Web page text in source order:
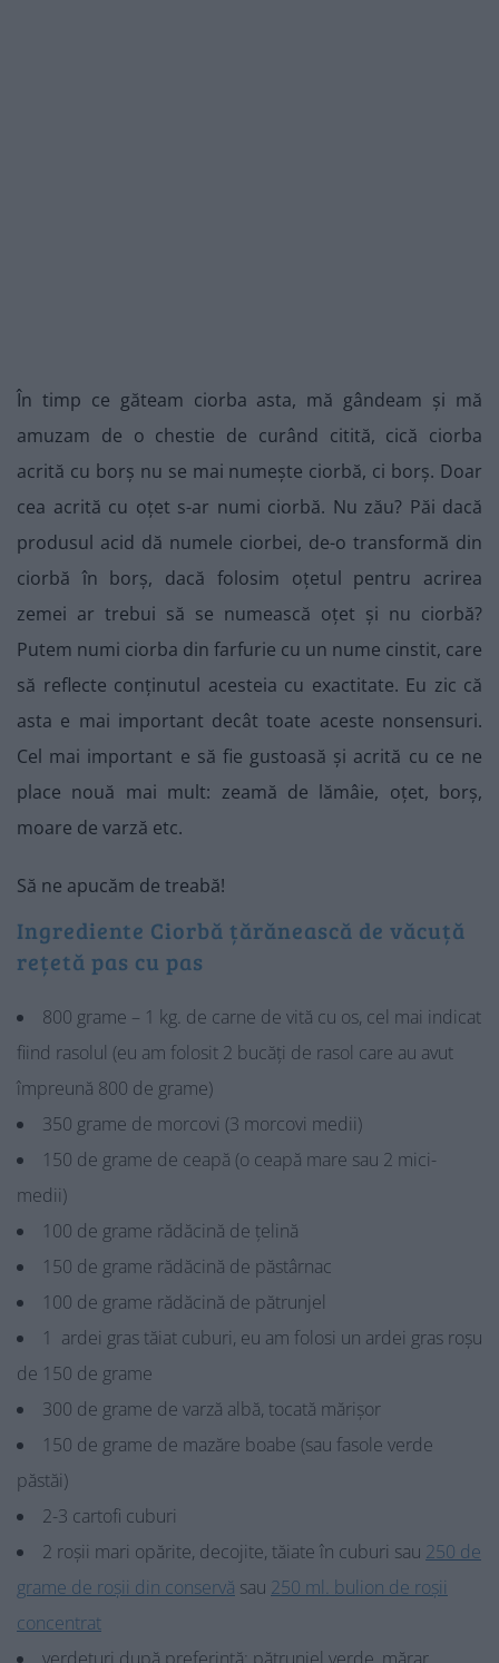
În timp ce găteam ciorba asta, mă gândeam și mă
amuzam de o chestie de curând citită, cică ciorba
acrită cu borș nu se mai numește ciorbă, ci borș. Doar
cea acrită cu oțet s-ar numi ciorbă. Nu zău? Păi dacă
produsul acid dă numele ciorbei, de-o transformă din
ciorbă în borș, dacă folosim oțetul pentru acrirea
zemei ar trebui să se numească oțet și nu ciorbă?
Putem numi ciorba din farfurie cu un nume cinstit, care
să reflecte conținutul acesteia cu exactitate. Eu zic că
asta e mai important decât toate aceste nonsensuri.
Cel mai important e să fie gustoasă și acrită cu ce ne
place nouă mai mult: zeamă de lămâie, oțet, borș,
moare de varză etc.
Să ne apucăm de treabă!
Ingrediente Ciorbă țărănească de văcuță
rețetă pas cu pas
800 grame – 1 kg. de carne de vită cu os, cel mai indicat
fiind rasolul (eu am folosit 2 bucăți de rasol care au avut
împreună 800 de grame)
350 grame de morcovi (3 morcovi medii)
150 de grame de ceapă (o ceapă mare sau 2 mici-
medii)
100 de grame rădăcină de țelină
150 de grame rădăcină de păstârnac
100 de grame rădăcină de pătrunjel
1 ardei gras tăiat cuburi, eu am folosi un ardei gras roșu
de 150 de grame
300 de grame de varză albă, tocată mărișor
150 de grame de mazăre boabe (sau fasole verde
păstăi)
2-3 cartofi cuburi
2 roșii mari opărite, decojite, tăiate în cuburi sau 250 de
grame de roșii din conservă sau 250 ml. bulion de roșii
concentrat